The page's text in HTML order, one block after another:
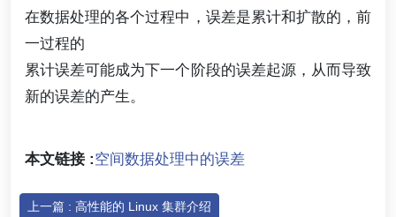
在数据处理的各个过程中，误差是累计和扩散的，前
一过程的
累计误差可能成为下一个阶段的误差起源，从而导致
新的误差的产生。
本文链接 :空间数据处理中的误差
上一篇 : 高性能的 Linux 集群介绍